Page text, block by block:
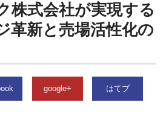
株式会社が実現する
革新と売場活性化の
google+ はてブ